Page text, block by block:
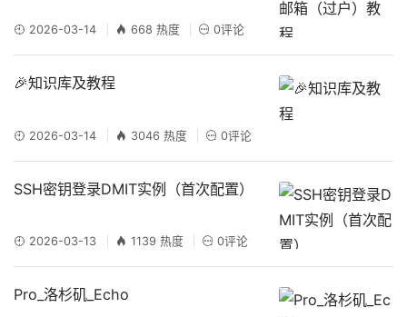
2026-03-14 668 热度 0评论
🎉知识库及教程
2026-03-14 3046 热度 0评论
SSH密钥登录DMIT实例（首次配置）
2026-03-13 1139 热度 0评论
Pro_洛杉矶_Echo